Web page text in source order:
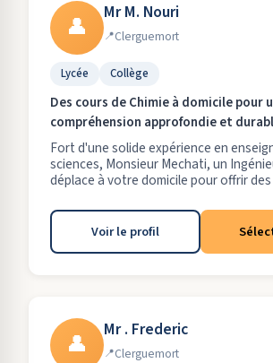
👤 Mr M. Nouri
Clerguemort
Lycée Collège
Des cours de Chimie à domicile pour
compréhension approfondie et
Fort d'une solide expérience en
sciences, Monsieur Mechati, un
déplace à votre domicile pour offrir des
Voir le profil
👤 Mr . Frederic
Clerguemort